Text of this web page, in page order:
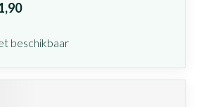
beschikbaar